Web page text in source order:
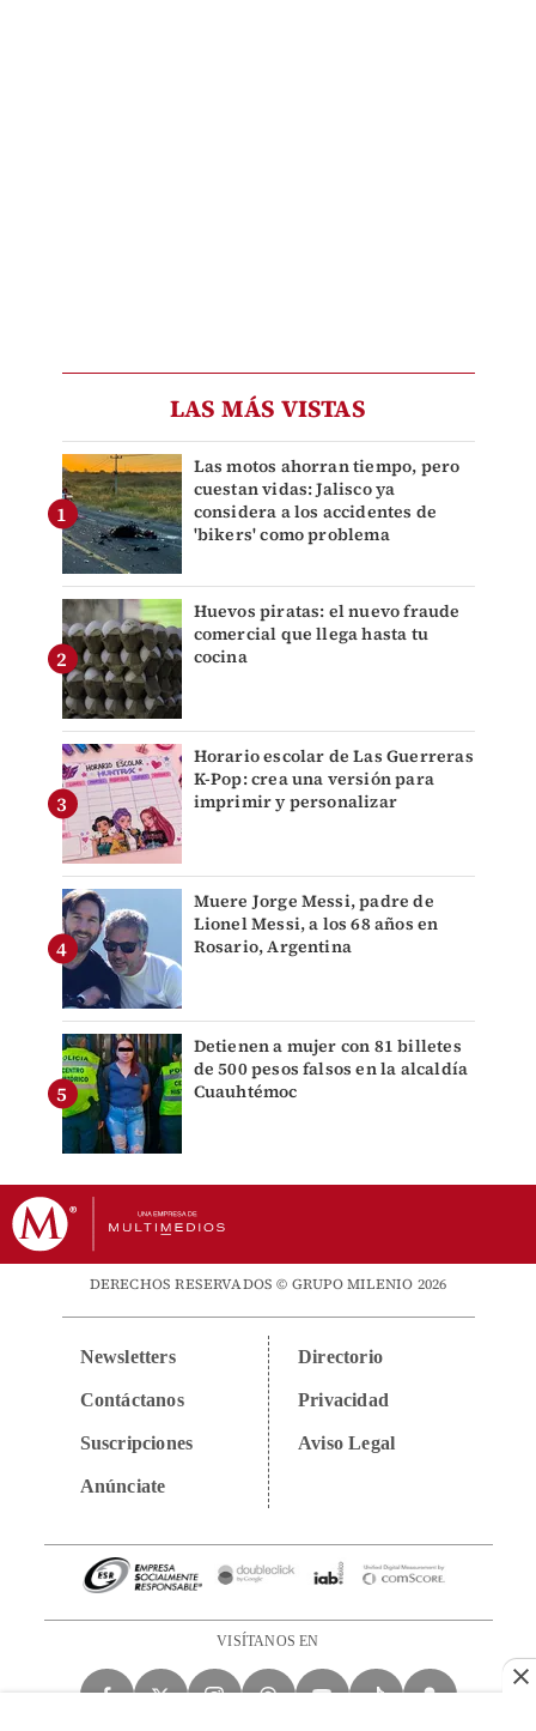
LAS MÁS VISTAS
Las motos ahorran tiempo, pero
cuestan vidas: Jalisco ya
considera a los accidentes de
'bikers' como problema
Huevos piratas: el nuevo fraude
comercial que llega hasta tu
cocina
Horario escolar de Las Guerreras
K-Pop: crea una versión para
imprimir y personalizar
Muere Jorge Messi, padre de
Lionel Messi, a los 68 años en
Rosario, Argentina
Detienen a mujer con 81 billetes
de 500 pesos falsos en la alcaldía
Cuauhtémoc
DERECHOS RESERVADOS © GRUPO MILENIO 2026
Newsletters
Contáctanos
Suscripciones
Anúnciate
Directorio
Privacidad
Aviso Legal
VISÍTANOS EN